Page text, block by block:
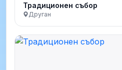
Традиционен събор
Друган